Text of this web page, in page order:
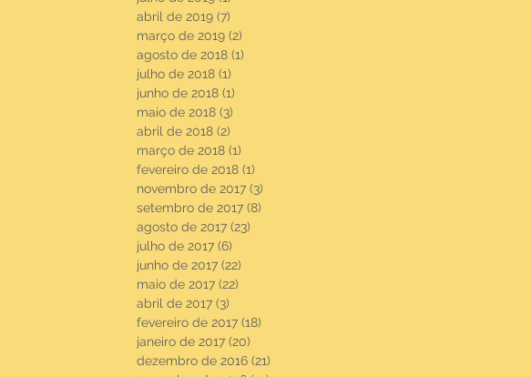
abril de 2019 (7)
março de 2019 (2)
agosto de 2018 (1)
julho de 2018 (1)
junho de 2018 (1)
maio de 2018 (3)
abril de 2018 (2)
março de 2018 (1)
fevereiro de 2018 (1)
novembro de 2017 (3)
setembro de 2017 (8)
agosto de 2017 (23)
julho de 2017 (6)
junho de 2017 (22)
maio de 2017 (22)
abril de 2017 (3)
fevereiro de 2017 (18)
janeiro de 2017 (20)
dezembro de 2016 (21)